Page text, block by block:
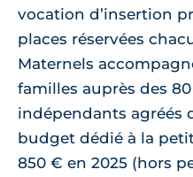
vocation d’insertion
places réservées
Maternels
familles auprès des
indépendants agréés
budget dédié à la
850 € en 2025 (hors